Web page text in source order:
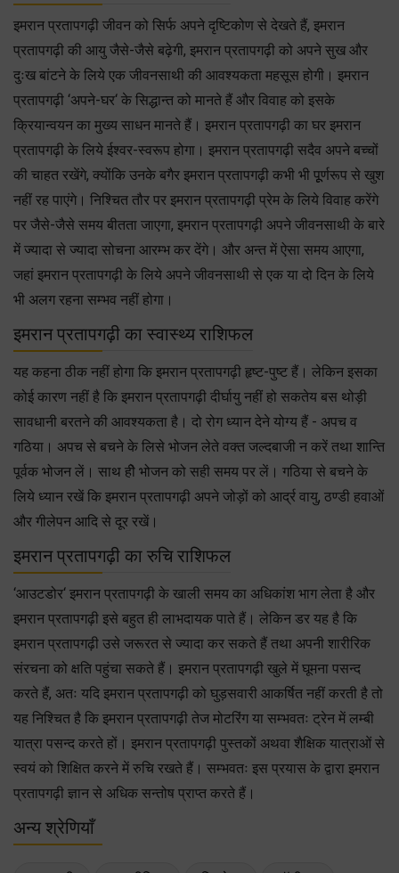
इमरान प्रतापगढ़ी जीवन को सिर्फ अपने दृष्टिकोण से देखते हैं, इमरान
प्रतापगढ़ी की आयु जैसे-जैसे बढ़ेगी, इमरान प्रतापगढ़ी को अपने सुख और
दुःख बांटने के लिये एक जीवनसाथी की आवश्यकता महसूस होगी। इमरान
प्रतापगढ़ी ‘अपने-घर‘ के सिद्धान्त को मानते हैं और विवाह को इसके
क्रियान्वयन का मुख्य साधन मानते हैं। इमरान प्रतापगढ़ी का घर इमरान
प्रतापगढ़ी के लिये ईश्वर-स्वरूप होगा। इमरान प्रतापगढ़ी सदैव अपने बच्चों
की चाहत रखेंगे, क्योंकि उनके बगैर इमरान प्रतापगढ़ी कभी भी पूूर्णरूप से खुश
नहीं रह पाएंगे। निश्चित तौर पर इमरान प्रतापगढ़ी प्रेम के लिये विवाह करेंगे
पर जैसे-जैसे समय बीतता जाएगा, इमरान प्रतापगढ़ी अपने जीवनसाथी के बारे
में ज्यादा से ज्यादा सोचना आरम्भ कर देंगे। और अन्त में ऐसा समय आएगा,
जहां इमरान प्रतापगढ़ी के लिये अपने जीवनसाथी से एक या दो दिन के लिये
भी अलग रहना सम्भव नहीं होगा।
इमरान प्रतापगढ़ी का स्वास्थ्य राशिफल
यह कहना ठीक नहीं होगा कि इमरान प्रतापगढ़ी हृष्ट-पुष्ट हैं। लेकिन इसका
कोई कारण नहीं है कि इमरान प्रतापगढ़ी दीर्घायु नहीं हो सकतेय बस थोड़ी
सावधानी बरतने की आवश्यकता है। दो रोग ध्यान देने योग्य हैं - अपच व
गठिया। अपच से बचने के लिसे भोजन लेते वक्त जल्दबाजी न करें तथा शान्ति
पूर्वक भोजन लें। साथ हीे भोजन को सही समय पर लें। गठिया से बचने के
लिये ध्यान रखें कि इमरान प्रतापगढ़ी अपने जोड़ों को आर्द्र वायु, ठण्डी हवाओं
और गीलेपन आदि से दूर रखें।
इमरान प्रतापगढ़ी का रुचि राशिफल
‘आउटडोर‘ इमरान प्रतापगढ़ी के खाली समय का अधिकांश भाग लेता है और
इमरान प्रतापगढ़ी इसे बहुत ही लाभदायक पाते हैं। लेकिन डर यह है कि
इमरान प्रतापगढ़ी उसे जरूरत से ज्यादा कर सकते हैं तथा अपनी शारीरिक
संरचना को क्षति पहुंचा सकते हैं। इमरान प्रतापगढ़ी खुले में घूमना पसन्द
करते हैं, अतः यदि इमरान प्रतापगढ़ी को घुड़सवारी आकर्षित नहीं करती है तो
यह निश्चित है कि इमरान प्रतापगढ़ी तेज मोटरिंग या सम्भवतः ट्रेन में लम्बी
यात्रा पसन्द करते हों। इमरान प्रतापगढ़ी पुस्तकों अथवा शैक्षिक यात्राओं से
स्वयं को शिक्षित करने में रुचि रखते हैं। सम्भवतः इस प्रयास के द्वारा इमरान
प्रतापगढ़ी ज्ञान से अधिक सन्तोष प्राप्त करते हैं।
अन्य श्रेणियाँ